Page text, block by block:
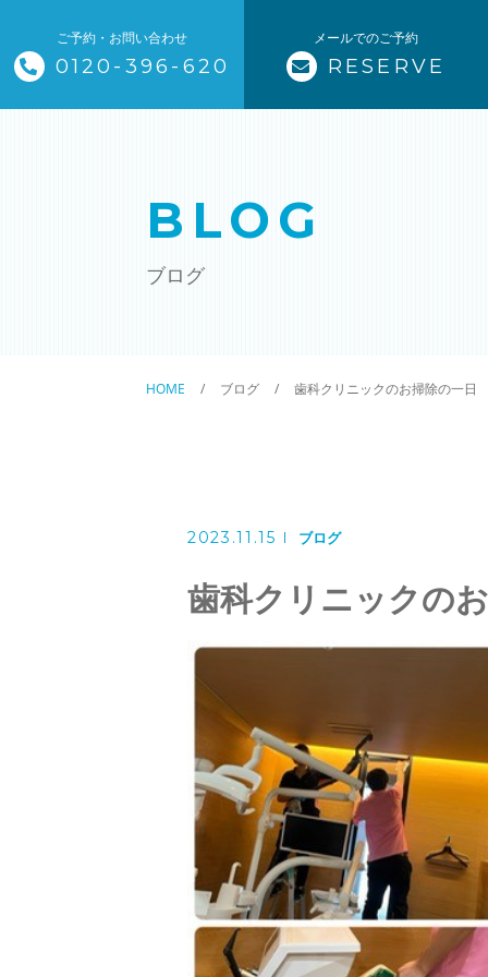
ご予約・お問い合わせ
0120-396-620
メールでのご予約
RESERVE
トップページ
クリニック施設清掃
風呂釜洗浄・追い炊き配管クリ
スタッフ
よくある質問
アクセス
ブログ
ザ・そうじ職人からのお
BLOG
ブログ
HOME ブログ 歯科クリニックのお掃除の一日
2023.11.15 ブログ
歯科クリニックの